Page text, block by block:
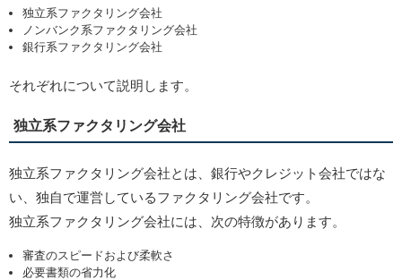
独立系ファクタリング会社
ノンバンク系ファクタリング会社
銀行系ファクタリング会社
それぞれについて説明します。
独立系ファクタリング会社
独立系ファクタリング会社とは、銀行やクレジット会社ではな
い、独自で運営しているファクタリング会社です。
独立系ファクタリング会社には、次の特徴があります。
審査のスピードおよび柔軟さ
必要書類の省力化